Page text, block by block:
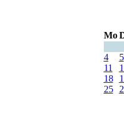
Mo
4
5
11
18
25